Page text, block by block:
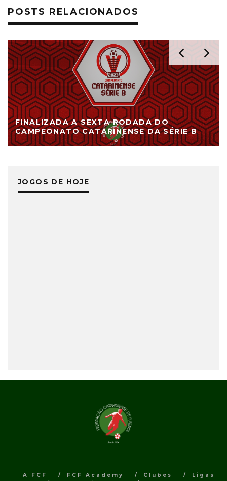
POSTS RELACIONADOS
FINALIZADA A SEXTA RODADA DO
CAMPEONATO CATARINENSE DA SÉRIE B
JOGOS DE HOJE
A FCF FCF Academy Clubes
Ligas